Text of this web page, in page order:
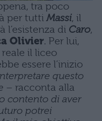
tra poco
per tuttiMassi, il
l’esistenza di Caro,
Olivier. Per lui,
il liceo
essere l’inizio
questo
– racconta alla
contento di aver
potrei